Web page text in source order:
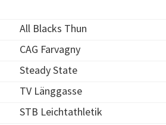
All Blacks Thun
CAG Farvagny
Steady State
TV Länggasse
STB Leichtathletik